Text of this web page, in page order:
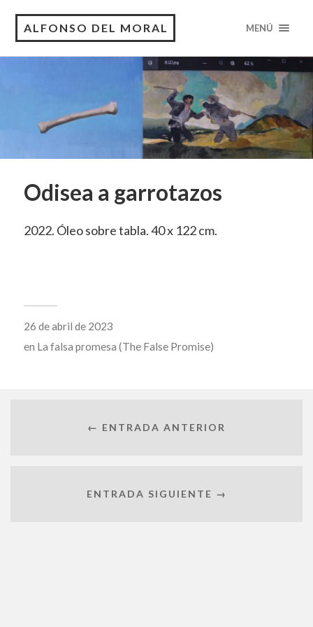
ALFONSO DEL MORAL MENÚ
Odisea a garrotazos
2022. Óleo sobre tabla. 40 x 122 cm.
26 de abril de 2023
en La falsa promesa (The False Promise)
← ENTRADA ANTERIOR
ENTRADA SIGUIENTE →